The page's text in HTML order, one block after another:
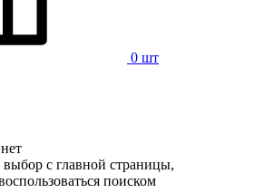
0 шт
с главной страницы,
поиском